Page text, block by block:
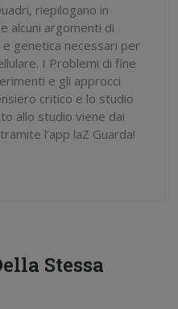
riepilogano in
alcuni argomenti di
e genetica necessari per
I Problemi di fine
e gli approcci
critico e lo studio
allo studio viene dai
l’app laZ Guarda!
Stessa